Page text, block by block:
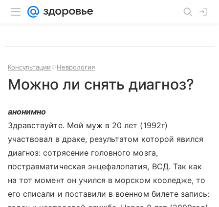
Консультации Неврология
Можно ли снять диагноз?
анонимно
Здравствуйте. Мой муж в 20 лет (1992г)
участвовал в драке, результатом которой явился
диагноз: сотрясение головного мозга,
постравматическая энцефалопатия, ВСД. Так как
на тот момент он учился в морском кооледже, то
его списали и поставили в военном билете запись: